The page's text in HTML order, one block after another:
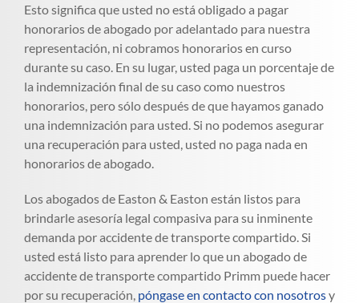
Esto significa que usted no está obligado a pagar
honorarios de abogado por adelantado para nuestra
representación, ni cobramos honorarios en curso
durante su caso. En su lugar, usted paga un porcentaje de
la indemnización final de su caso como nuestros
honorarios, pero sólo después de que hayamos ganado
una indemnización para usted. Si no podemos asegurar
una recuperación para usted, usted no paga nada en
honorarios de abogado.
Los abogados de Easton & Easton están listos para
brindarle asesoría legal compasiva para su inminente
demanda por accidente de transporte compartido. Si
usted está listo para aprender lo que un abogado de
accidente de transporte compartido Primm puede hacer
por su recuperación, póngase en contacto con nosotrosy